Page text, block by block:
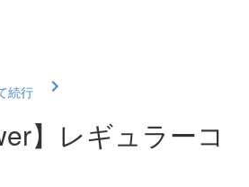
続行
】レギュラーコ